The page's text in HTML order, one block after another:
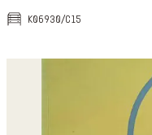
k06930/c15